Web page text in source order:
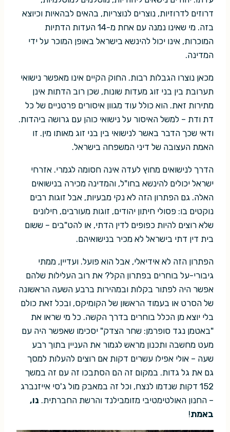
דרוזים לדרוזיות, נוצרים לנוצריות, בהאים לבהאיות וכיוצא
בזה. מי שאינו נמנה עם אחת מ-14 העדות הדתיות
המוכרות, אינו יכול להינשא בישראל באופן המוכר על ידי
המדינה.
מכאן נוצרו הגבלות רבות. החוק הקיים אינו מאפשר נישואי
תערובת בין בני זוג מעדות שונות, שכן רוב הדתות אינן
מתירות זאת. הוא כולל עוד מגוון איסורים פרטניים של כל
דת ודת – למשל האיסור על נישואי כוהן עם גרושה ביהדות.
ודאי שכך הדבר באשר לנישואי בין בני זוג מאותו מין. זו
האמת העצובה של דיני המשפחה בישראל.
הדרך לנישואים מחוץ לעדה אינה חסומה לגמרי. אזרחי
ישראל יכולים להינשא בחו"ל, והמדינה מכירה בנישואים
האלה. גם הפתרון הזה לא נקי מבעיות, אבל זוגות רבים
נוקטים בו: פסולי חיתון יהודים, זוגות מעורבים, חילונים
שלא רוצים להיות כפופים לדין הדתי, או להט"בים – ששום
בית דין דתי בישראל לא מכיר בנישואיהם.
הפתרון הזה לא אידיאלי, אבל הוא פועל. ועדיין, ממתי
גיבורי-על בוחרים בפתרון הקל? את רוב העלילות שלהם
אפשר היה לפתור בקלות ובמהירות ברבע השעה הראשונה
של הסרט או בעמוד הראשון של הקומיקס, ובכל זאת כולם
בלי יוצא מן הכלל בוחרים בדרך הקשה. כל מי שראו את
"באטמן נגד סופרמן: שחר הצדק" יסכימו שאפשר היה עם
מעט מחשבה ותכנון מראש לגמור את העניין בתוך רבע
שעה – אולי אפילו עשרים דקות אם רוצים להעלות למסך
גם את גל גדות. במקום זה הם הסתבכו זה עם זה במשך
152 דקות שנדמו לנצח, וכל זה במאבק מול ג'סי אייזנברג
– החנון האולטימטיבי מזומבילנד והרשת החברתית. נו,
באמת!